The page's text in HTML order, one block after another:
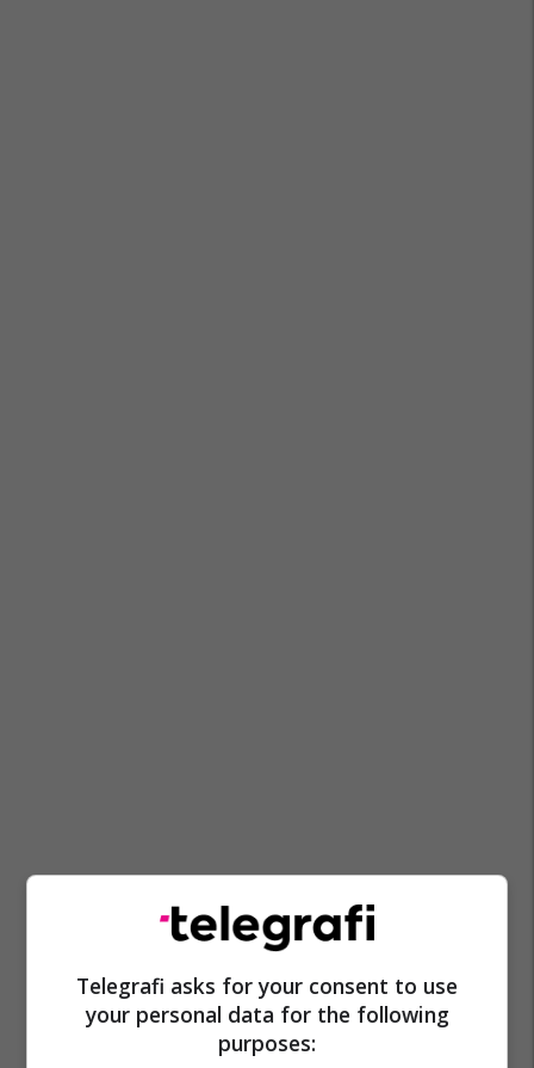
Telegrafi asks for your consent to use
your personal data for the following
purposes: